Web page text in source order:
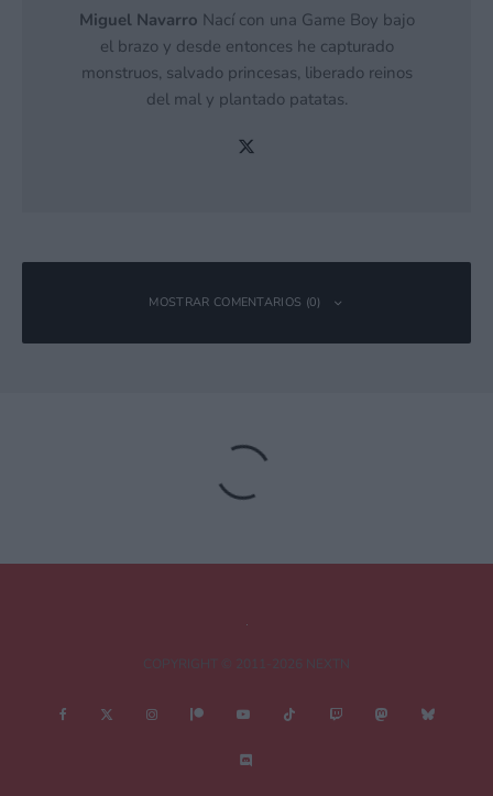
Miguel Navarro Nací con una Game Boy bajo
el brazo y desde entonces he capturado
monstruos, salvado princesas, liberado reinos
del mal y plantado patatas.
MOSTRAR COMENTARIOS (0)
Tu dirección de correo electrónico no será publicada.
*